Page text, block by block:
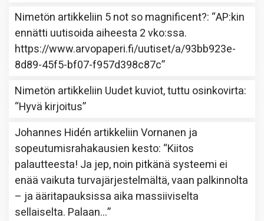
Nimetön artikkeliin 5 not so magnificent?: “AP:kin
ennätti uutisoida aiheesta 2 vko:ssa.
https://www.arvopaperi.fi/uutiset/a/93bb923e-
8d89-45f5-bf07-f957d398c87c”
Nimetön artikkeliin Uudet kuviot, tuttu osinkovirta:
“Hyvä kirjoitus”
Johannes Hidén artikkeliinVornanen ja
sopeutumisrahakausien kesto: “Kiitos
palautteesta! Ja jep, noin pitkänä systeemi ei
enää vaikuta turvajärjestelmältä, vaan palkinnolta
– ja ääritapauksissa aika massiiviselta
sellaiselta. Palaan…”